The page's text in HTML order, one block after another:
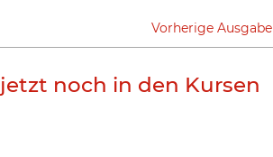
Vorherige Ausgabe
noch in den Kursen